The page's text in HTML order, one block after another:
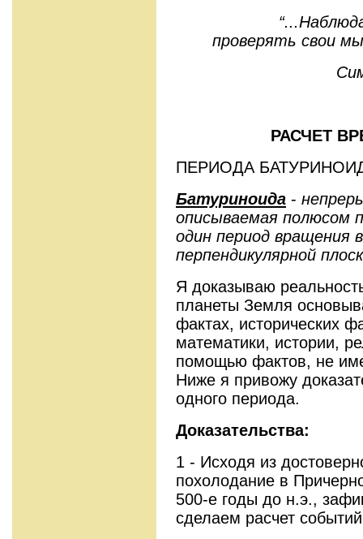
проверять свои
РАСЧЕТ
ПЕРИОДА
Батуриноида -
описываемая полюсом
один период вращения
перпендикулярной
Я доказываю
планеты Земля
фактах, исторических
математики, истории,
помощью фактов, не
Ниже я привожу
одного периода.
Доказательства:
1 - Исходя из
похолодание в
500-е годы до н.э.,
сделаем расчет